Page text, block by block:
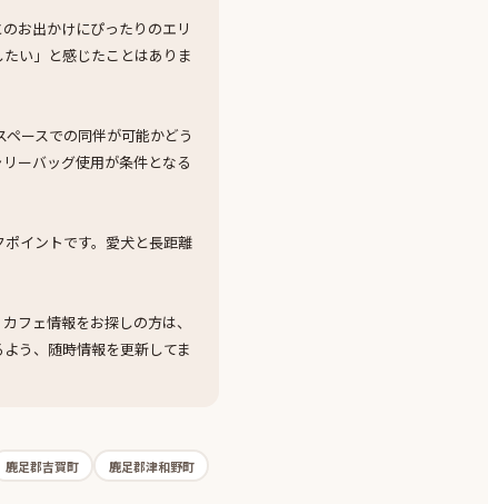
お出かけにぴったりのエリ
い」と感じたことはありま
ースでの同伴が可能かどう
ーバッグ使用が条件となる
イントです。愛犬と長距離
フェ情報をお探しの方は、
う、随時情報を更新してま
鹿足郡吉賀町
鹿足郡津和野町